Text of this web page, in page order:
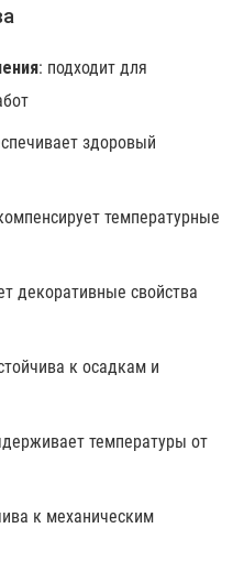
: подходит для
здоровый
температурные
декоративные свойства
к осадкам и
температуры от
к механическим